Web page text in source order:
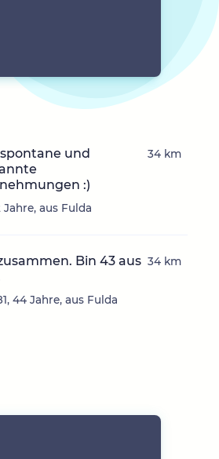
und
:)
Jahre, aus Fulda
34 km
Bin 43 aus
44 Jahre, aus Fulda
34 km